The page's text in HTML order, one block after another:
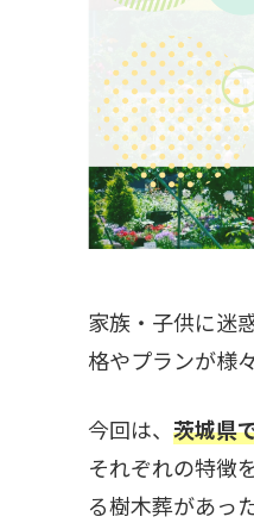
家族・子供に迷
格やプランが様
今回は、 茨城県
それぞれの特徴
る樹木葬があっ